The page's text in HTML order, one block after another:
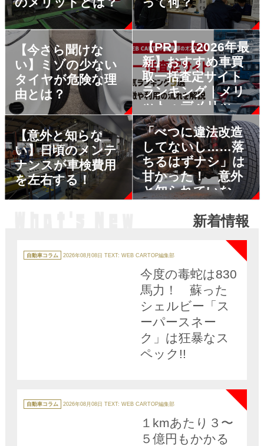
【今さら聞けな
い】ミゾの少ない
タイヤが危険な理
由とは？
【PR】【2026年最
新】おすすめ車買
取一括査定サイト
ランキング｜メリ
ット・デメリット
も解説
【意外と知らな
い】日頃のメンテ
ナンスが車検費用
を左右する！
「べつに違法改造
してないし……落
ちるはずナシ」は
甘かった！ 意外
と知られていない
る」ポイント４つ
新着情報
テ
ゴ
自動車コラム 2026年08月08日 TEXT: WEB CARTOP編集部
NEW
今度の毒蛇は830
馬力！ 蘇った
シェルビー「ス
ーパースネー
ク」は狂暴なス
ペック!!
テ
ゴ
自動車コラム 2026年08月08日 TEXT: WEB CARTOP編集部
１kmあたり３〜
５億円もかかる